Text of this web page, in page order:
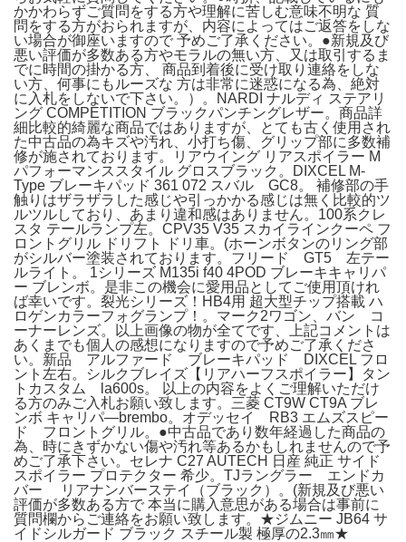
かかわらずご質問をする方や理解に苦しむ意味不明な 質
問をする方がおられますが、内容によってはご返答をしな
い場合が御座いますので 予めご了承ください。●新規及び
悪い評価が多数ある方やモラルの無い方、又は取引するま
でに時間の掛かる方、 商品到着後に受け取り連絡をしな
い方、何事にもルーズな 方は非常に迷惑になる為、絶対
に入札をしないで下さい。）。NARDI ナルディ ステアリ
ング COMPETITION ブラックパンチングレザー。商品詳
細比較的綺麗な商品ではありますが、とても古く使用され
た中古品の為キズや汚れ、小打ち傷、グリップ部に多数補
修が施されております。リアウイング リアスポイラー M
パフォーマンススタイル グロスブラック。DIXCEL M-
Type ブレーキパッド 361 072 スバル GC8。 補修部の手
触りはザラザラした感じや引っかかる感じは無く比較的ツ
ルツルしており、あまり違和感はありません。100系クレ
スタ テールランプ左。CPV35 V35 スカイラインクーペ フ
ロントグリル ドリフト ドリ車。(ホーンボタンのリング部
がシルバー塗装されております。フリード GT5 左テー
ルライト。 1シリーズ M135i f40 4POD ブレーキキャリパ
ー ブレンボ。是非この機会に愛用品としてご使用頂けれ
ば幸いです。裂光シリーズ！HB4用 超大型チップ搭載 ハ
ロゲンカラーフォグランプ！。マーク2ワゴン、バン コ
ーナーレンズ。以上画像の物が全てです、上記コメントは
あくまでも個人の感想になりますので予めご了承くださ
い。新品 アルファード ブレーキパッド DIXCEL フロ
ント左右。シルクブレイズ【リアハーフスポイラー】タン
トカスタム la600s。 以上の内容をよくご理解いただけ
る方のみご入札お願い致します。三菱 CT9W CT9A ブレ
ンボ キャリパ―brembo。オデッセイ RB3 エムズスピー
ド フロントグリル。●中古品であり数年経過した商品の
為、時にきずかない傷や汚れ等あるかもしれませんので予
めご了承下さい。セレナ C27 AUTECH 日産 純正 サイド
スポイラー プロテクター 希少。TJラングラー エンドカ
バー リアナンバーステイ（ブラック）。(新規及び悪い
評価が多数ある方で 本当に購入意思がある場合は事前に
質問欄からご連絡をお願い致します。★ジムニー JB64 サ
イドシルガード ブラック スチール製 極厚の2.3㎜★